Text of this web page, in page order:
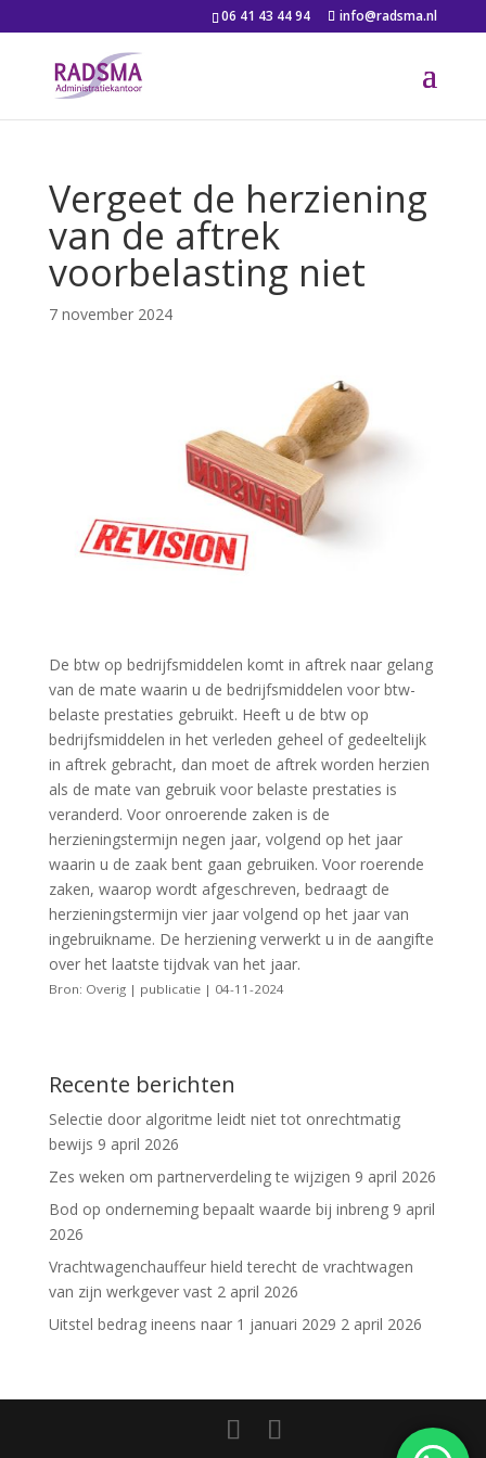
06 41 43 44 94 info@radsma.nl
Vergeet de herziening
van de aftrek
voorbelasting niet
7 november 2024
De btw op bedrijfsmiddelen komt in aftrek naar gelang
van de mate waarin u de bedrijfsmiddelen voor btw-
belaste prestaties gebruikt. Heeft u de btw op
bedrijfsmiddelen in het verleden geheel of gedeeltelijk
in aftrek gebracht, dan moet de aftrek worden herzien
als de mate van gebruik voor belaste prestaties is
veranderd. Voor onroerende zaken is de
herzieningstermijn negen jaar, volgend op het jaar
waarin u de zaak bent gaan gebruiken. Voor roerende
zaken, waarop wordt afgeschreven, bedraagt de
herzieningstermijn vier jaar volgend op het jaar van
ingebruikname. De herziening verwerkt u in de aangifte
over het laatste tijdvak van het jaar.
Bron: Overig | publicatie | 04-11-2024
Recente berichten
Selectie door algoritme leidt niet tot onrechtmatig
bewijs 9 april 2026
Zes weken om partnerverdeling te wijzigen 9 april 2026
Bod op onderneming bepaalt waarde bij inbreng 9 april
2026
Vrachtwagenchauffeur hield terecht de vrachtwagen
van zijn werkgever vast 2 april 2026
Uitstel bedrag ineens naar 1 januari 2029 2 april 2026